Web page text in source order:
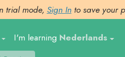
Sign In to save your progress
Nederlands